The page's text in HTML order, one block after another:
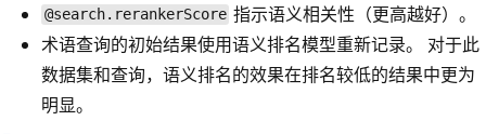
@search.rerankerScore 指示语义相关性（更高越好）。
术语查询的初始结果使用语义排名模型重新记录。 对于此
数据集和查询，语义排名的效果在排名较低的结果中更为
明显。